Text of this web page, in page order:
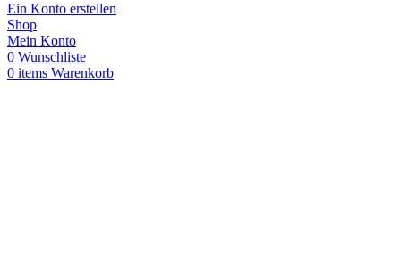
Ein Konto erstellen
Shop
Mein Konto
0 Wunschliste
0 items Warenkorb